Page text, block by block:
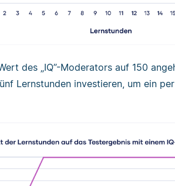
des „IQ”-Moderators auf 150
Lernstunden investieren, um ein